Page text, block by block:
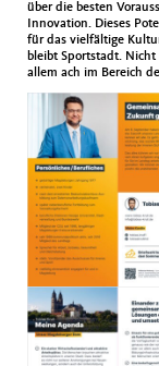
über die besten
Innovation. Dieses
für das vielfältige
bleibt Sportstadt.
allem ach im Bereich